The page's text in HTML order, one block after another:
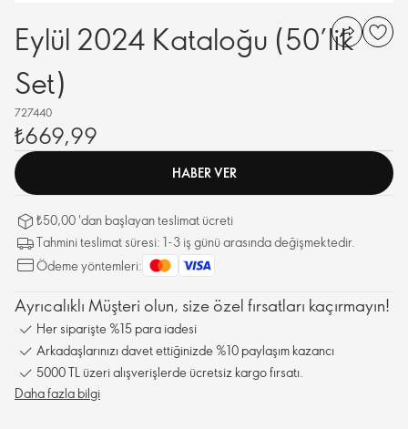
Eylül 2024 Kataloğu (50’lik
Set)
727440
₺669,99
HABER VER
₺50,00 'dan başlayan teslimat ücreti
Tahmini teslimat süresi: 1-3 iş günü arasında değişmektedir.
Ödeme yöntemleri:
Ayrıcalıklı Müşteri olun, size özel fırsatları kaçırmayın!
Her siparişte %15 para iadesi
Arkadaşlarınızı davet ettiğinizde %10 paylaşım kazancı
5000 TL üzeri alışverişlerde ücretsiz kargo fırsatı.
Daha fazla bilgi